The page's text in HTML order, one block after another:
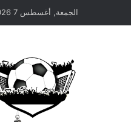
الجمعة, أغسطس 7 2026